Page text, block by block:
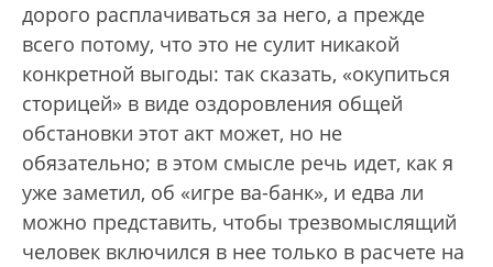
дорого расплачиваться за него, а прежде
всего потому, что это не сулит никакой
конкретной выгоды: так сказать, «окупиться
сторицей» в виде оздоровления общей
обстановки этот акт может, но не
обязательно; в этом смысле речь идет, как я
уже заметил, об «игре ва-банк», и едва ли
можно представить, чтобы трезвомыслящий
человек включился в нее только в расчете на